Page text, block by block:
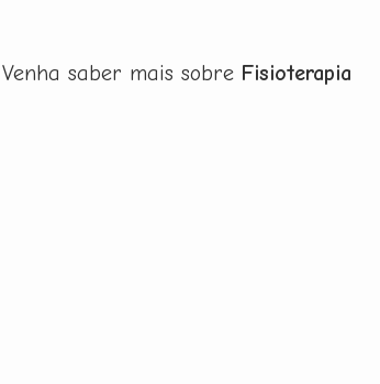
saber mais sobre Fisioterapia